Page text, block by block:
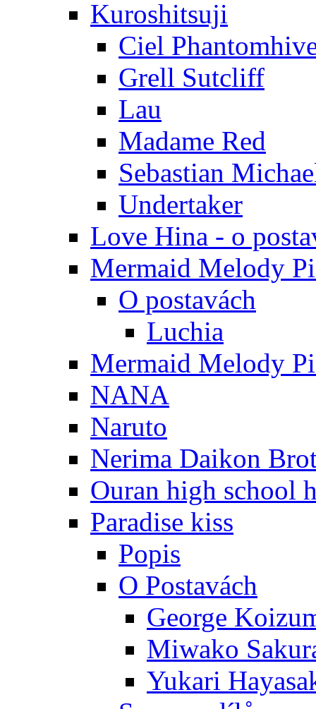
Kuroshitsuji
Ciel
Grell Sutcliff
Lau
Madame Red
Sebastian
Undertaker
Love Hina - o
Mermaid Melody
O postavách
Luchia
Mermaid Melody
NANA
Naruto
Nerima Daikon
Ouran high school
Paradise kiss
Popis
O Postavách
George
Miwako
Yukari